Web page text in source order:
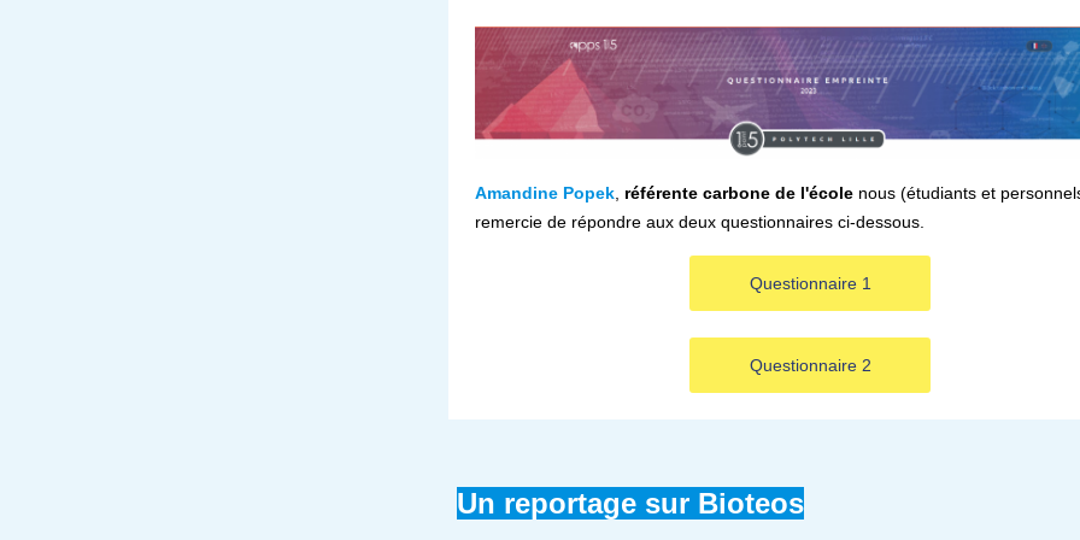
Amandine Popek référente carbone de l'école nous (étudiants et
remercie de répondre aux deux questionnaires ci-dessous.
Questionnaire 1
Questionnaire 2
Un reportage sur Bioteos